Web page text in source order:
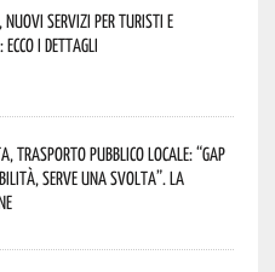
nuovi servizi per turisti e
ecco i dettagli
trasporto pubblico locale: “Gap
serve una svolta”. La